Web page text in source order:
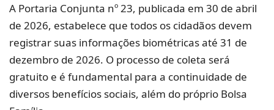
A Portaria Conjunta nº 23, publicada em 30 de abril
de 2026, estabelece que todos os cidadãos devem
registrar suas informações biométricas até 31 de
dezembro de 2026. O processo de coleta será
gratuito e é fundamental para a continuidade de
diversos benefícios sociais, além do próprio Bolsa